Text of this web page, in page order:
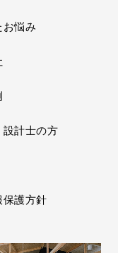
お悩み
設計士の方
保護方針